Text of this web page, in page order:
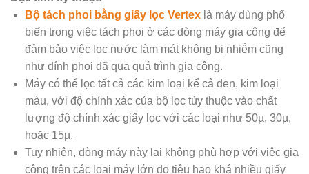
Bộ tách phoi bằng giấy lọc Vertexlà máy dùng phổ
biến trong việc tách phoi ở các dòng máy gia công để
đảm bảo việc lọc nước làm mát không bị nhiễm cũng
như dính phoi đã qua quá trình gia công.
Máy có thể lọc tất cả các kim loại kể cả đen, kim loại
màu, với độ chính xác của bộ lọc tùy thuộc vào chất
lượng độ chính xác giấy lọc với các loại như 50µ, 30µ,
hoặc 15µ.
Tuy nhiên, dòng máy này lại không phù hợp với việc gia
công trên các loại máy lớn do tiêu hao khá nhiều giấy